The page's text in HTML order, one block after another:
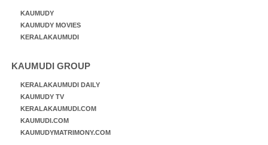
KAUMUDY
KAUMUDY MOVIES
KERALAKAUMUDI
KAUMUDI GROUP
KERALAKAUMUDI DAILY
KAUMUDY TV
KERALAKAUMUDI.COM
KAUMUDI.COM
KAUMUDYMATRIMONY.COM